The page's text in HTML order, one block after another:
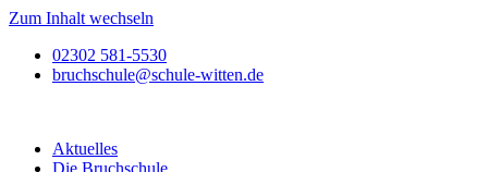
Zum Inhalt wechseln
02302 581-5530
bruchschule@schule-witten.de
Aktuelles
Die Bruchschule